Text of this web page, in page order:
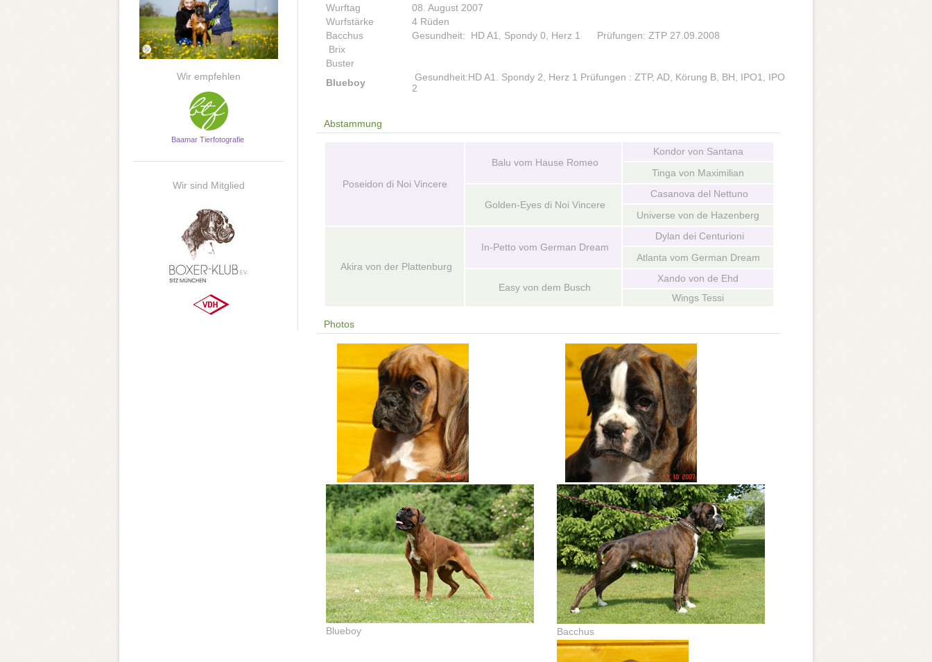
Wir empfehlen
Baamar Tierfotografie
Wir sind Mitglied
Wurftag
08. August 2007
Wurfstärke
4 Rüden
Bacchus
Gesundheit: HD A1, Spondy 0, Herz 1 Prüfungen: ZTP 27.09.2008
Brix
Buster
Blueboy
Gesundheit:HD A1. Spondy 2, Herz 1 Prüfungen : ZTP, AD, Körung B, BH, IPO1, IPO
2
Abstammung
Poseidon di Noi Vincere
Balu vom Hause Romeo
Kondor von Santana
Tinga von Maximilian
Golden-Eyes di Noi Vincere
Casanova del Nettuno
Universe von de Hazenberg
Akira von der Plattenburg
In-Petto vom German Dream
Dylan dei Centurioni
Atlanta vom German Dream
Easy von dem Busch
Xando von de Ehd
Wings Tessi
Photos
Blueboy Bacchus